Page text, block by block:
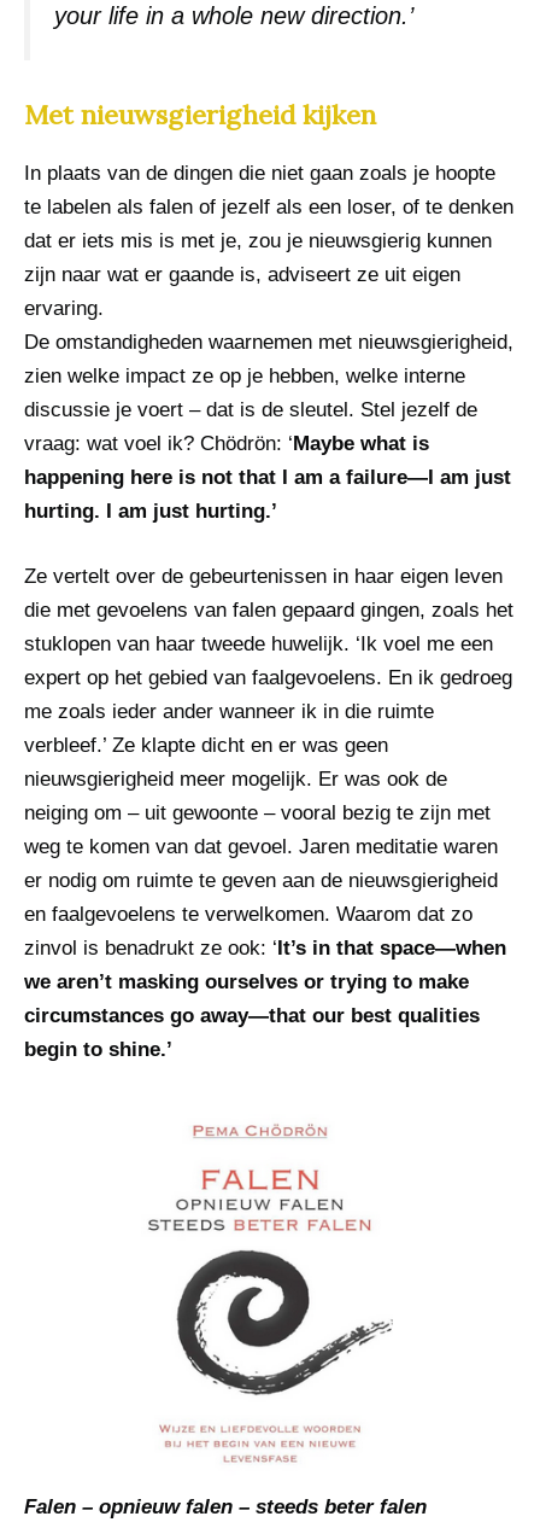
your life in a whole new direction.’
Met nieuwsgierigheid kijken
In plaats van de dingen die niet gaan zoals je hoopte
te labelen als falen of jezelf als een loser, of te denken
dat er iets mis is met je, zou je nieuwsgierig kunnen
zijn naar wat er gaande is, adviseert ze uit eigen
ervaring.
De omstandigheden waarnemen met nieuwsgierigheid,
zien welke impact ze op je hebben, welke interne
discussie je voert – dat is de sleutel. Stel jezelf de
vraag: wat voel ik? Chödrön: ‘ Maybe what is
happening here is not that I am a failure—I am just
hurting. I am just hurting.’
Ze vertelt over de gebeurtenissen in haar eigen leven
die met gevoelens van falen gepaard gingen, zoals het
stuklopen van haar tweede huwelijk. ‘Ik voel me een
expert op het gebied van faalgevoelens. En ik gedroeg
me zoals ieder ander wanneer ik in die ruimte
verbleef.’ Ze klapte dicht en er was geen
nieuwsgierigheid meer mogelijk. Er was ook de
neiging om – uit gewoonte – vooral bezig te zijn met
weg te komen van dat gevoel. Jaren meditatie waren
er nodig om ruimte te geven aan de nieuwsgierigheid
en faalgevoelens te verwelkomen. Waarom dat zo
zinvol is benadrukt ze ook: ‘It’s in that space—when
we aren’t masking ourselves or trying to make
circumstances go away—that our best qualities
begin to shine.’
Falen – opnieuw falen – steeds beter falen